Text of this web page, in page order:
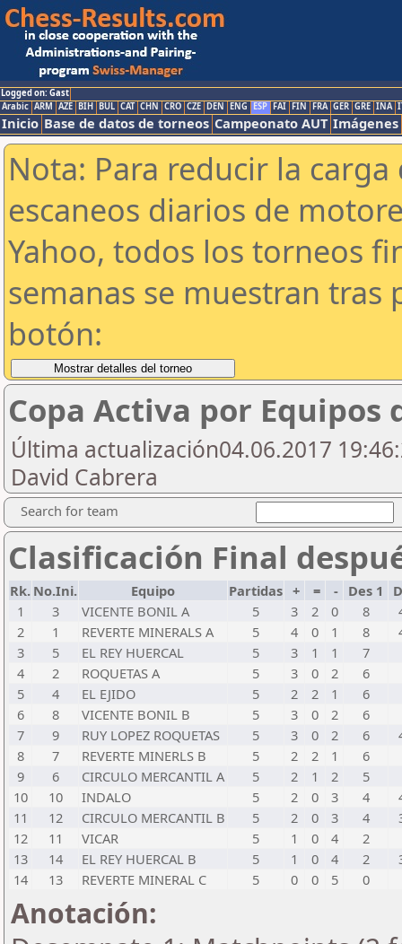
Logged on: Gast
Arabic ARM AZE BIH BUL CAT CHN CRO CZE DEN ENG ESP FAI FIN FRA GER GRE INA
Inicio Base de datos de torneos Campeonato AUT Imágenes
Nota: Para reducir la
escaneos diarios de
Yahoo, todos los torneos
semanas se muestran tras
botón:
Copa Activa por Equipos
Última actualización04.06.2017
David Cabrera
Search for team
Clasificación Final
Rk. No.Ini. Equipo Partidas + = - Des 1
1
3 VICENTE BONIL A 5 3 2 0 8
2
1 REVERTE MINERALS A 5 4 0 1 8
3
5 EL REY HUERCAL 5 3 1 1
7
4
2 ROQUETAS A 5 3 0 2
6
5
4 EL EJIDO 5 2 2 1
6
6
8 VICENTE BONIL B 5 3 0 2
6
7
9 RUY LOPEZ ROQUETAS 5 3 0 2 6
8
7 REVERTE MINERLS B 5 2 2 1
6
9
6 CIRCULO MERCANTIL A 5 2 1 2
5
10
10 INDALO 5 2 0 3 4
11
12 CIRCULO MERCANTIL B 5 2 0 3 4
12
11 VICAR 5 1 0 4
2
13
14 EL REY HUERCAL B 5 1 0 4 2
14
13 REVERTE MINERAL C 5 0 0 5 0
Anotación: